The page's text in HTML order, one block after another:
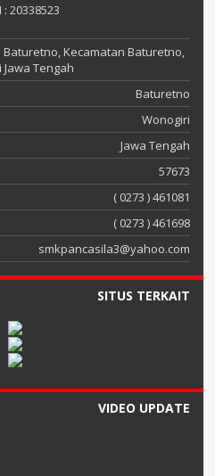
: 20338523
Baturetno, Kecamatan Baturetno,
Tengah
Baturetno
Wonogiri
Jawa Tengah
57673
( 0273 ) 461081
( 0273 ) 461698
smkpancasila3@yahoo.com
SITUS TERKAIT
VIDEO UPDATE